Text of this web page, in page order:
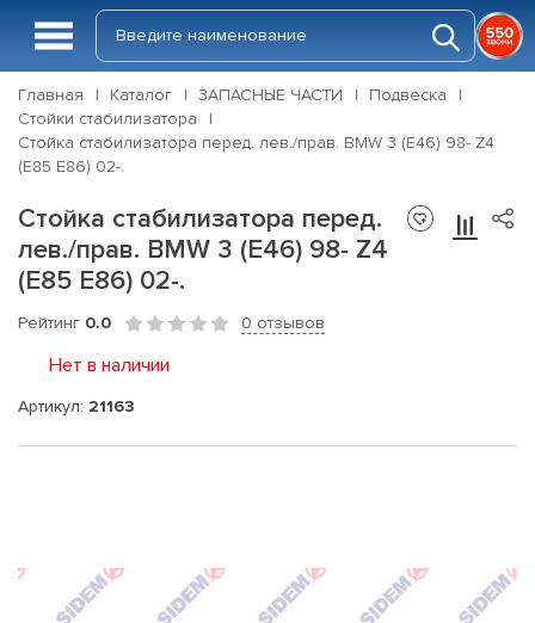
Главная Каталог ЗАПАСНЫЕ ЧАСТИ
Подвеска
Стойки стабилизатора
Стойка стабилизатора перед. лев./прав. BMW 3 (E46) 98- Z4
(E85 E86) 02-.
Стойка стабилизатора перед.
лев./прав. BMW 3 (E46) 98- Z4
(E85 E86) 02-.
Рейтинг 0.0 0 отзывов
Нет в наличии
Артикул: 21163